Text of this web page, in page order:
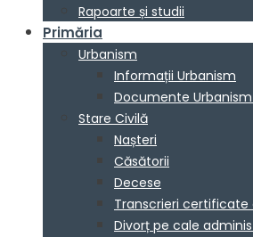
Rapoarte și studii
Primăria
Urbanism
Informații Urbanism
Documente Urbanism
Stare Civilă
Nașteri
Căsătorii
Decese
Transcrieri
Divorț pe cale